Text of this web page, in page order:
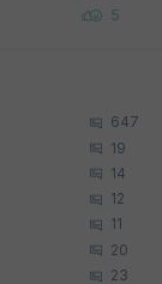
5
647
19
14
12
11
20
23